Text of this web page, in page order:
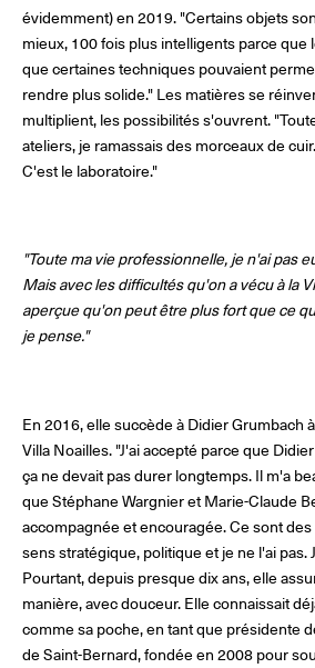
évidemment) en 2019. "Certains objets
mieux, 100 fois plus intelligents parce que
que certaines techniques pouvaient
rendre plus solide." Les matières se
multiplient, les possibilités s'ouvrent.
ateliers, je ramassais des morceaux de
C'est le laboratoire."
"Toute ma vie professionnelle, je n'ai pas
Mais avec les difficultés qu'on a vécu à la
aperçue qu'on peut être plus fort que ce
je pense."
En 2016, elle succède à Didier Grumbach
Villa Noailles. "J'ai accepté parce que
ça ne devait pas durer longtemps. Il m'a
que Stéphane Wargnier et Marie-Claude
accompagnée et encouragée. Ce sont
sens stratégique, politique et je ne l'ai pas.
Pourtant, depuis presque dix ans, elle
manière, avec douceur. Elle connaissait
comme sa poche, en tant que présidente
de Saint-Bernard, fondée en 2008 pour